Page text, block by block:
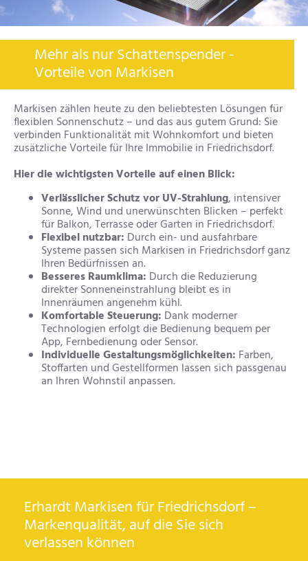
Mehr als nur Schattenspender -
Vorteile von Markisen
Markisen zählen heute zu den beliebtesten Lösungen für
flexiblen Sonnenschutz – und das aus gutem Grund: Sie
verbinden Funktionalität mit Wohnkomfort und bieten
zusätzliche Vorteile für Ihre Immobilie in Friedrichsdorf.
Hier die wichtigsten Vorteile auf einen Blick:
Verlässlicher Schutz vor UV-Strahlung, intensiver
Sonne, Wind und unerwünschten Blicken – perfekt
für Balkon, Terrasse oder Garten in Friedrichsdorf.
Flexibel nutzbar: Durch ein- und ausfahrbare
Systeme passen sich Markisen in Friedrichsdorf ganz
Ihren Bedürfnissen an.
Besseres Raumklima: Durch die Reduzierung
direkter Sonneneinstrahlung bleibt es in
Innenräumen angenehm kühl.
Komfortable Steuerung: Dank moderner
Technologien erfolgt die Bedienung bequem per
App, Fernbedienung oder Sensor.
Individuelle Gestaltungsmöglichkeiten: Farben,
Stoffarten und Gestellformen lassen sich passgenau
an Ihren Wohnstil anpassen.
Erhardt Markisen für Friedrichsdorf –
Markenqualität, auf die Sie sich
verlassen können